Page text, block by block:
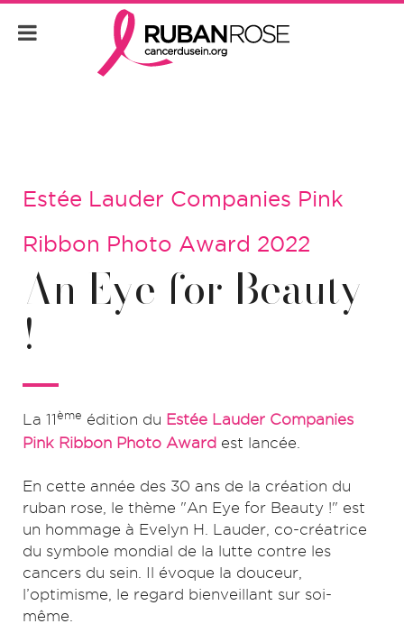
Estée Lauder Companies Pink
Ribbon Photo Award 2022
An Eye for Beauty
!
La 11ème édition du Estée Lauder Companies
Pink Ribbon Photo Award est lancée.
En cette année des 30 ans de la création du
ruban rose, le thème "An Eye for Beauty !" est
un hommage à Evelyn H. Lauder, co-créatrice
du symbole mondial de la lutte contre les
cancers du sein. Il évoque la douceur,
l’optimisme, le regard bienveillant sur soi-
même.